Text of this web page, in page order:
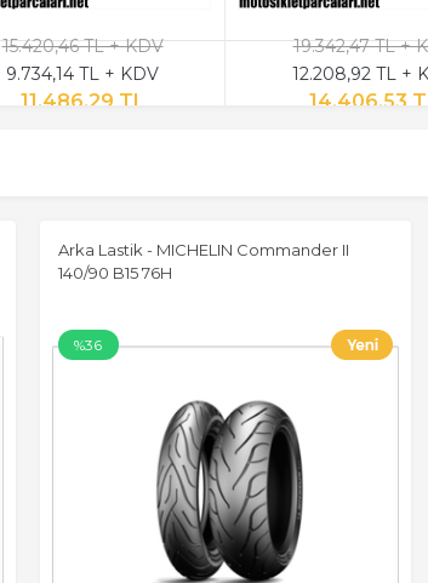
15.420,46 TL + KDV
9.734,14 TL + KDV
11.486,29 TL
19.342,47 TL +
12.208,92 TL +
14.406,53
Arka Lastik - MICHELIN Commander II
140/90 B15 76H
%36